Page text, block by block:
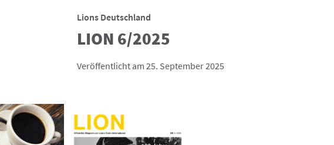
Lions Deutschland
LION 6/2025
Veröffentlicht am 25. September 2025